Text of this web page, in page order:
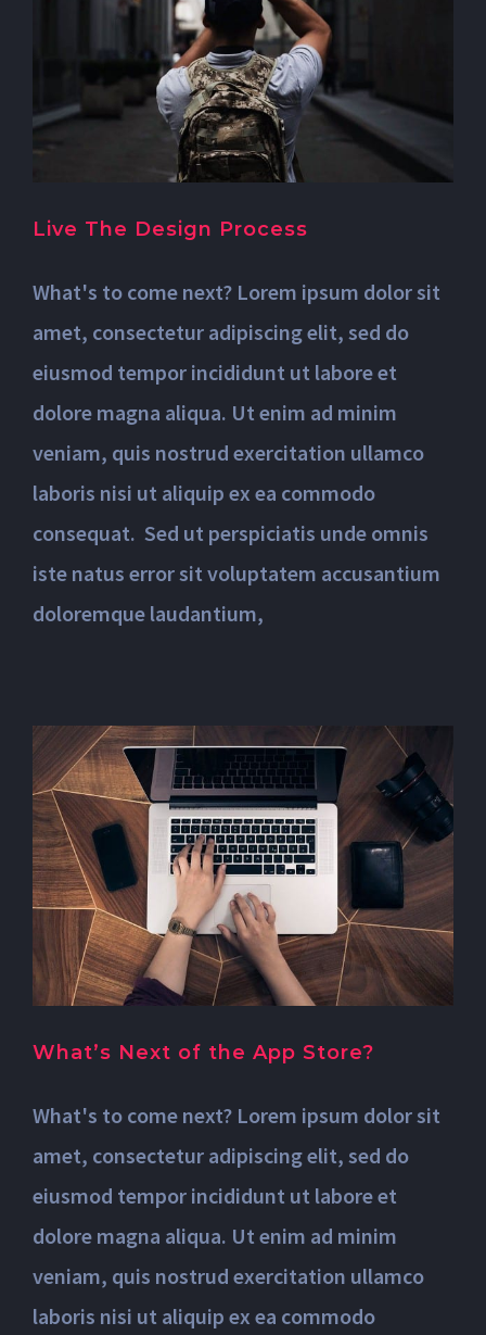
Live The Design Process
What's to come next? Lorem ipsum dolor sit
amet, consectetur adipiscing elit, sed do
eiusmod tempor incididunt ut labore et
dolore magna aliqua. Ut enim ad minim
veniam, quis nostrud exercitation ullamco
laboris nisi ut aliquip ex ea commodo
consequat. Sed ut perspiciatis unde omnis
iste natus error sit voluptatem accusantium
doloremque laudantium,
What’s Next of the App Store?
What's to come next? Lorem ipsum dolor sit
amet, consectetur adipiscing elit, sed do
eiusmod tempor incididunt ut labore et
dolore magna aliqua. Ut enim ad minim
veniam, quis nostrud exercitation ullamco
laboris nisi ut aliquip ex ea commodo